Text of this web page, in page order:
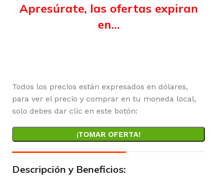
Apresúrate, las ofertas expiran
en…
Todos los precios están expresados en dólares,
para ver el precio y comprar en tu moneda local,
solo debes dar clic en este botón:
¡TOMAR OFERTA!
Descripción y Beneficios: